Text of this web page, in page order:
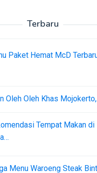
Terbaru
Paket Hemat McD
Oleh Oleh Khas
Tempat Makan di
Menu Waroeng Steak